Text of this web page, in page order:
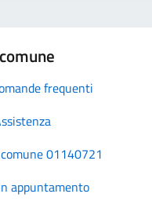
frequenti
01140721
appuntamento